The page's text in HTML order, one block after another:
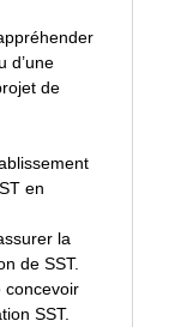
d’une
de
en
la
de SST.
concevoir
SST.